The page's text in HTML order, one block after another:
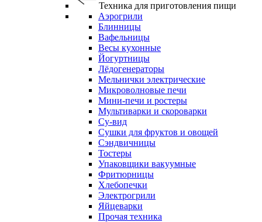
Техника для приготовления пищи
Аэрогрили
Блинницы
Вафельницы
Весы кухонные
Йогуртницы
Лёдогенераторы
Мельнички электрические
Микроволновые печи
Мини-печи и ростеры
Мультиварки и скороварки
Су-вид
Сушки для фруктов и овощей
Сэндвичницы
Тостеры
Упаковщики вакуумные
Фритюрницы
Хлебопечки
Электрогрили
Яйцеварки
Прочая техника